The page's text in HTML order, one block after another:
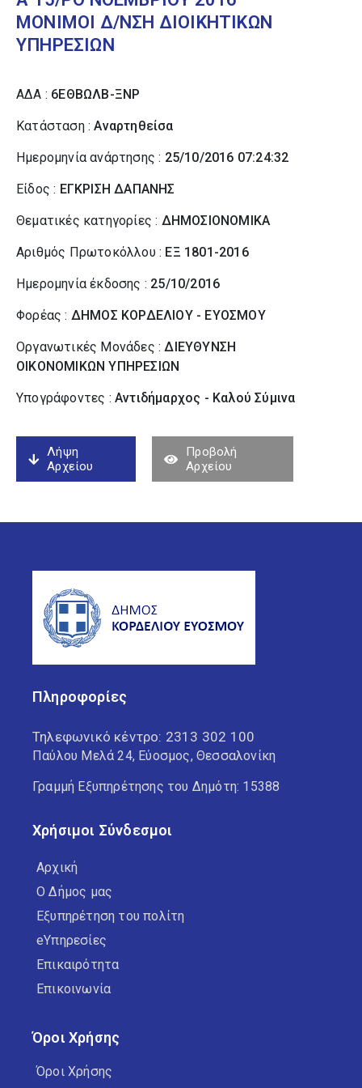
ΜΟΝΙΜΟΙ Δ/ΝΣΗ ΔΙΟΙΚΗΤΙΚΩΝ
ΥΠΗΡΕΣΙΩΝ
ΑΔΑ : 6ΕΘΒΩΛΒ-ΞΝΡ
Κατάσταση :Αναρτηθείσα
Ημερομηνία ανάρτησης : 25/10/2016 07:24:32
Είδος : ΕΓΚΡΙΣΗ ΔΑΠΑΝΗΣ
Θεματικές κατηγορίες : ΔΗΜΟΣΙΟΝΟΜΙΚΑ
Αριθμός Πρωτοκόλλου : ΕΞ 1801-2016
Ημερομηνία έκδοσης : 25/10/2016
Φορέας : ΔΗΜΟΣ ΚΟΡΔΕΛΙΟΥ - ΕΥΟΣΜΟΥ
Οργανωτικές Μονάδες :ΔΙΕΥΘΥΝΣΗ
ΟΙΚΟΝΟΜΙΚΩΝ ΥΠΗΡΕΣΙΩΝ
Υπογράφοντες : Αντιδήμαρχος - Καλού Σύµινα
Λήψη
Αρχείου
Προβολή
Αρχείου
Πληροφορίες
Τηλεφωνικό κέντρο: 2313 302 100
Παύλου Μελά 24, Εύοσμος, Θεσσαλονίκη
Γραμμή Εξυπηρέτησης του Δημότη: 15388
Χρήσιμοι Σύνδεσμοι
Αρχική
Ο Δήμος μας
Εξυπηρέτηση του πολίτη
eΥπηρεσίες
Επικαιρότητα
Επικοινωνία
Όροι Χρήσης
Όροι Χρήσης